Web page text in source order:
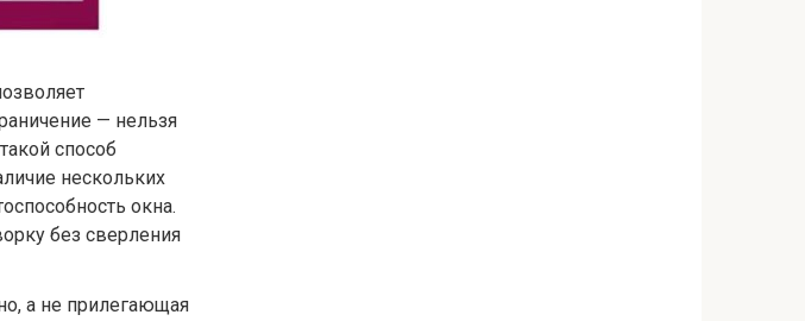
— нельзя
способ
нескольких
окна.
без сверления
а не прилегающая